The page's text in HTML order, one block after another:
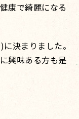
康で綺麗になる
決まりました。
興味ある方も是